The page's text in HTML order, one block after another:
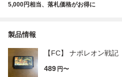
5,000円相当、落札価格がお得に
製品情報
【FC】 ナポレオン戦記
489 円〜